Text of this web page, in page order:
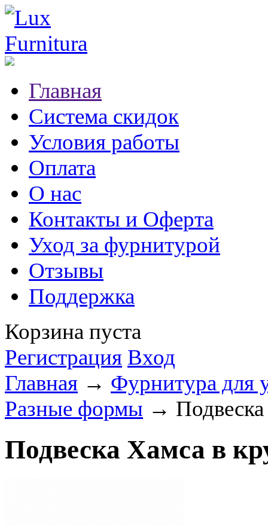
Главная
Система скидок
Условия работы
Оплата
О нас
Контакты и Оферта
Уход за фурнитурой
Отзывы
Поддержка
Корзина пуста
Регистрация Вход
Главная → Фурнитура для
Разные формы → Подвеска
Подвеска Хамса в